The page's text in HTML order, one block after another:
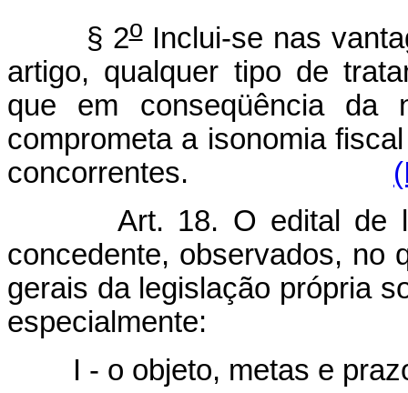
§ 2oInclui-se nas
artigo, qualquer tipo de
que em conseqüência da
comprometa a isonomia
concorrentes.
Art. 18. O edital de
concedente, observados, no
gerais da legislação própria
especialmente:
I - o objeto, metas e